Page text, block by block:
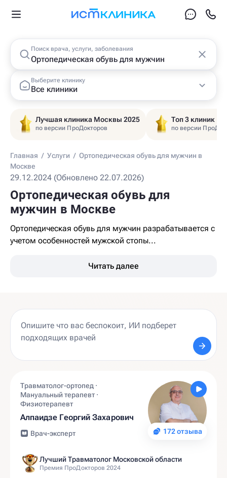
Поиск врача, услуги, заболевания
Выберите клинику
Все клиники
Лучшая клиника Москвы 2025
по версии ПроДокторов
Топ 3 клиник
по версии
Главная / Услуги / Ортопедическая обувь для мужчин в
Москве
29.12.2024 (Обновлено 22.07.2026)
Ортопедическая обувь для
мужчин в Москве
Ортопедическая обувь для мужчин разрабатывается с
учетом особенностей мужской стопы...
Читать далее
172 отзыва
Травматолог-ортопед ·
Мануальный терапевт ·
Физиотерапевт
Алпаидзе Георгий Захарович
Врач-эксперт
Лучший Травматолог Московской области
Премия ПроДокторов 2024